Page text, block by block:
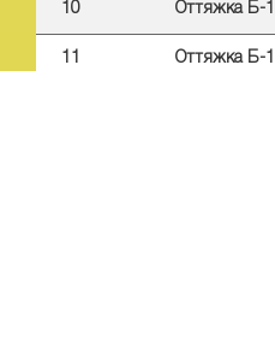
10 Оттяжка Б-
11 Оттяжка Б-